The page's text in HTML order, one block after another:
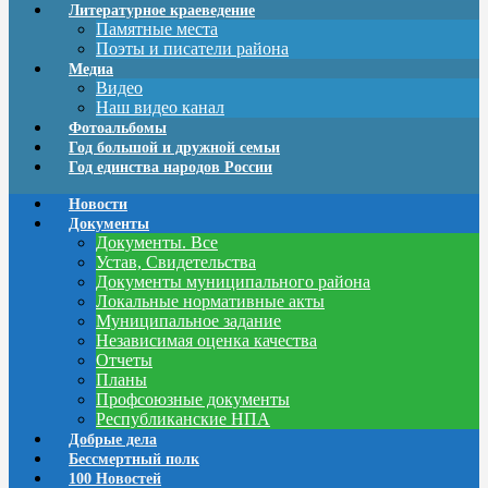
Литературное краеведение
Памятные места
Поэты и писатели района
Медиа
Видео
Наш видео канал
Фотоальбомы
Год большой и дружной семьи
Год единства народов России
Новости
Документы
Документы. Все
Устав, Свидетельства
Документы муниципального района
Локальные нормативные акты
Муниципальное задание
Независимая оценка качества
Отчеты
Планы
Профсоюзные документы
Республиканские НПА
Добрые дела
Бессмертный полк
100 Новостей